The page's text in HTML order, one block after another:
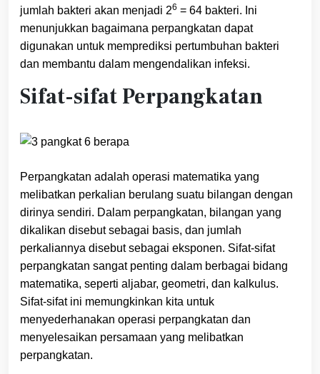
jumlah bakteri akan menjadi 26 = 64 bakteri. Ini
menunjukkan bagaimana perpangkatan dapat
digunakan untuk memprediksi pertumbuhan bakteri
dan membantu dalam mengendalikan infeksi.
Sifat-sifat Perpangkatan
Perpangkatan adalah operasi matematika yang
melibatkan perkalian berulang suatu bilangan dengan
dirinya sendiri. Dalam perpangkatan, bilangan yang
dikalikan disebut sebagai basis, dan jumlah
perkaliannya disebut sebagai eksponen. Sifat-sifat
perpangkatan sangat penting dalam berbagai bidang
matematika, seperti aljabar, geometri, dan kalkulus.
Sifat-sifat ini memungkinkan kita untuk
menyederhanakan operasi perpangkatan dan
menyelesaikan persamaan yang melibatkan
perpangkatan.